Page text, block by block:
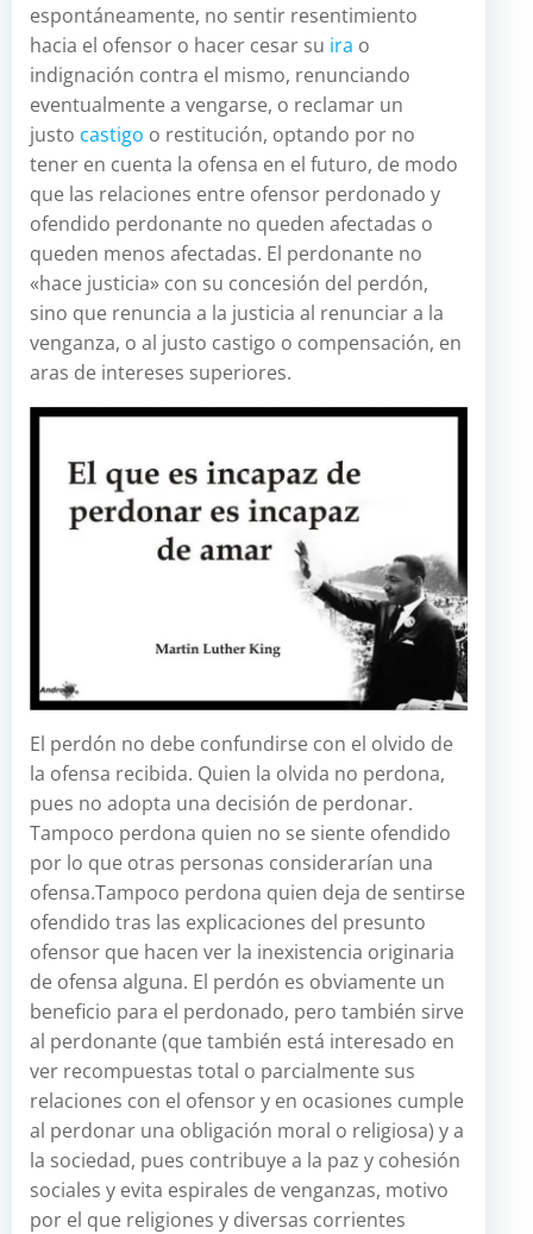
espontáneamente, no sentir resentimiento
hacia el ofensor o hacer cesar su ira o
indignación contra el mismo, renunciando
eventualmente a vengarse, o reclamar un
justo castigo o restitución, optando por no
tener en cuenta la ofensa en el futuro, de modo
que las relaciones entre ofensor perdonado y
ofendido perdonante no queden afectadas o
queden menos afectadas. El perdonante no
«hace justicia» con su concesión del perdón,
sino que renuncia a la justicia al renunciar a la
venganza, o al justo castigo o compensación, en
aras de intereses superiores.
El perdón no debe confundirse con el olvido de
la ofensa recibida. Quien la olvida no perdona,
pues no adopta una decisión de perdonar.
Tampoco perdona quien no se siente ofendido
por lo que otras personas considerarían una
ofensa.Tampoco perdona quien deja de sentirse
ofendido tras las explicaciones del presunto
ofensor que hacen ver la inexistencia originaria
de ofensa alguna. El perdón es obviamente un
beneficio para el perdonado, pero también sirve
al perdonante (que también está interesado en
ver recompuestas total o parcialmente sus
relaciones con el ofensor y en ocasiones cumple
al perdonar una obligación moral o religiosa) y a
la sociedad, pues contribuye a la paz y cohesión
sociales y evita espirales de venganzas, motivo
por el que religiones y diversas corrientes